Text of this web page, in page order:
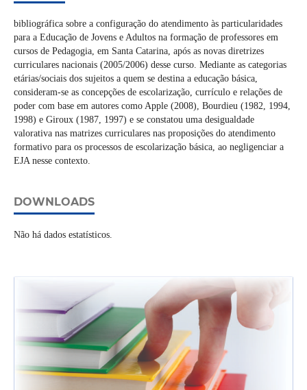
bibliográfica sobre a configuração do atendimento às particularidades
para a Educação de Jovens e Adultos na formação de professores em
cursos de Pedagogia, em Santa Catarina, após as novas diretrizes
curriculares nacionais (2005/2006) desse curso. Mediante as categorias
etárias/sociais dos sujeitos a quem se destina a educação básica,
consideram-se as concepções de escolarização, currículo e relações de
poder com base em autores como Apple (2008), Bourdieu (1982, 1994,
1998) e Giroux (1987, 1997) e se constatou uma desigualdade
valorativa nas matrizes curriculares nas proposições do atendimento
formativo para os processos de escolarização básica, ao negligenciar a
EJA nesse contexto.
DOWNLOADS
Não há dados estatísticos.